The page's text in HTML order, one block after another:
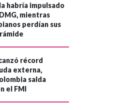
habría impulsado
mientras
perdían sus
récord
externa,
salda
el FMI